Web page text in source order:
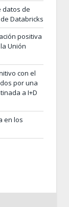
datos de
Databricks
positiva
Unión
con el
por una
a I+D
en los